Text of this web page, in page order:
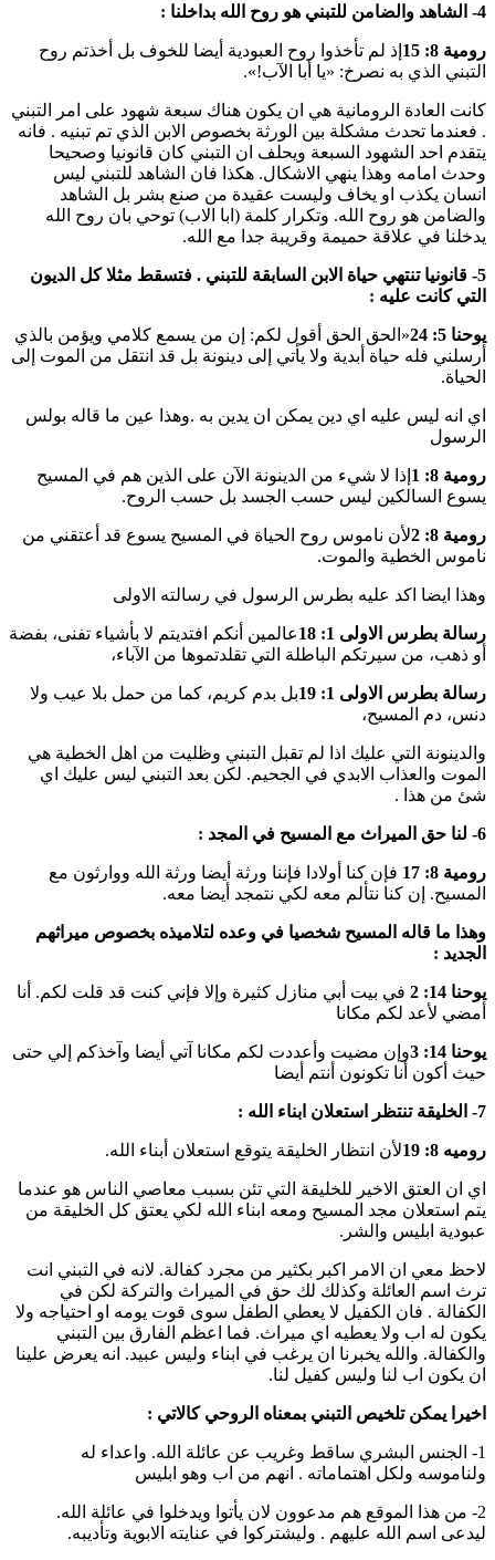
4- الشاهد والضامن للتبني هو روح الله بداخلنا :
رومية 8: 15
إذ لم تأخذوا روح العبودية أيضا للخوف بل أخذتم روح
التبني الذي به نصرخ: «يا أبا الآب!».
كانت العادة الرومانية هي ان يكون هناك سبعة شهود على امر التبني
. فعندما تحدث مشكلة بين الورثة بخصوص الابن الذي تم تبنيه . فانه
يتقدم احد الشهود السبعة ويحلف ان التبني كان قانونيا وصحيحا
وحدث امامه وهذا ينهي الاشكال. هكذا فان الشاهد للتبني ليس
انسان يكذب او يخاف وليست عقيدة من صنع بشر بل الشاهد
والضامن هو روح الله. وتكرار كلمة (ابا الاب) توحي بان روح الله
يدخلنا في علاقة حميمة وقريبة جدا مع الله.
5- قانونيا تنتهي حياة الابن السابقة للتبني . فتسقط مثلا كل الديون
التي كانت عليه :
يوحنا 5: 24
«الحق الحق أقول لكم: إن من يسمع كلامي ويؤمن بالذي
أرسلني فله حياة أبدية ولا يأتي إلى دينونة بل قد انتقل من الموت إلى
الحياة.
اي انه ليس عليه اي دين يمكن ان يدين به .وهذا عين ما قاله بولس
الرسول
رومية 8: 1
إذا لا شيء من الدينونة الآن على الذين هم في المسيح
يسوع السالكين ليس حسب الجسد بل حسب الروح.
رومية 8: 2
لأن ناموس روح الحياة في المسيح يسوع قد أعتقني من
ناموس الخطية والموت.
وهذا ايضا اكد عليه بطرس الرسول في رسالته الاولى
رسالة بطرس الاولى 1: 18
عالمين أنكم افتديتم لا بأشياء تفنى، بفضة
أو ذهب، من سيرتكم الباطلة التي تقلدتموها من الآباء،
رسالة بطرس الاولى 1: 19
بل بدم كريم، كما من حمل بلا عيب ولا
دنس، دم المسيح،
والدينونة التي عليك اذا لم تقبل التبني وظليت من اهل الخطية هي
الموت والعذاب الابدي في الجحيم. لكن بعد التبني ليس عليك اي
شئ من هذا .
6- لنا حق الميراث مع المسيح في المجد :
رومية 8: 17
فإن كنا أولادا فإننا ورثة أيضا ورثة الله ووارثون مع
المسيح. إن كنا نتألم معه لكي نتمجد أيضا معه.
وهذا ما قاله المسيح شخصيا في وعده لتلاميذه بخصوص ميراثهم
الجديد :
يوحنا 14: 2
في بيت أبي منازل كثيرة وإلا فإني كنت قد قلت لكم. أنا
أمضي لأعد لكم مكانا
يوحنا 14: 3
وإن مضيت وأعددت لكم مكانا آتي أيضا وآخذكم إلي حتى
حيث أكون أنا تكونون أنتم أيضا
7- الخليقة تنتظر استعلان ابناء الله :
روميه 8: 19 لأن انتظار الخليقة يتوقع استعلان أبناء الله.
اي ان العتق الاخير للخليقة التي تئن بسبب معاصي الناس هو عندما
يتم استعلان مجد المسيح ومعه ابناء الله لكي يعتق كل الخليقة من
عبودية ابليس والشر.
لاحظ معي ان الامر اكبر بكثير من مجرد كفالة. لانه في التبني انت
ترث اسم العائلة وكذلك لك حق في الميراث والتركة لكن في
الكفالة . فان الكفيل لا يعطي الطفل سوى قوت يومه او احتياجه ولا
يكون له اب ولا يعطيه اي ميراث. فما اعظم الفارق بين التبني
والكفالة. والله يخبرنا ان يرغب في ابناء وليس عبيد. انه يعرض علينا
ان يكون اب لنا وليس كفيل لنا.
اخيرا يمكن تلخيص التبني بمعناه الروحي كالاتي :
1- الجنس البشري ساقط وغريب عن عائلة الله. واعداء له
ولناموسه ولكل اهتماماته . انهم من اب وهو ابليس
2- من هذا الموقع هم مدعوون لان يأتوا ويدخلوا في عائلة الله.
ليدعى اسم الله عليهم . وليشتركوا في عنايته الابوية وتأديبه.